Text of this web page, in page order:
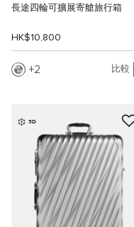
長途四輪可擴展寄艙旅行箱
HK$10,800
2 比較
3D